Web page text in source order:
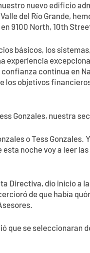
nuevo edificio
del Río Grande,
9100 North, 10th
básicos, los
experiencia
continua en
los objetivos
Gonzales, nuestra
o Tess Gonzales.
noche voy a leer
Directiva, dio inicio a
de que había
que se seleccionaran